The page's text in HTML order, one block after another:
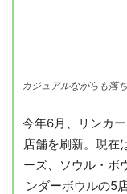
カジュアルながらも落
今年6月、リンカ
店舗を刷新。現在
ーズ、ソウル・ボ
ンダーボウルの5